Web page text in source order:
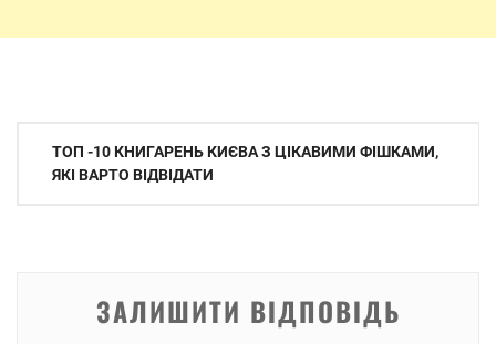
Навігація
записів
ТОП -10 КНИГАРЕНЬ КИЄВА З ЦІКАВИМИ ФІШКАМИ,
ЯКІ ВАРТО ВІДВІДАТИ
ЗАЛИШИТИ ВІДПОВІДЬ